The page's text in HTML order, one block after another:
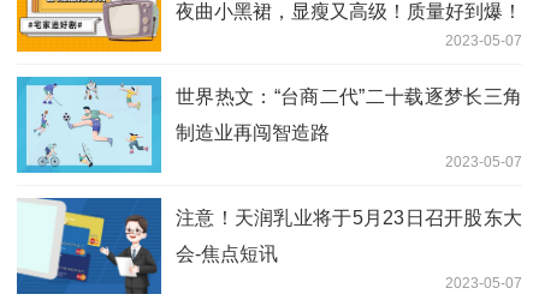
夜曲小黑裙，显瘦又高级！质量好到爆！
2023-05-07
世界热文：“台商二代”二十载逐梦长三角
制造业再闯智造路
2023-05-07
注意！天润乳业将于5月23日召开股东大
会-焦点短讯
2023-05-07